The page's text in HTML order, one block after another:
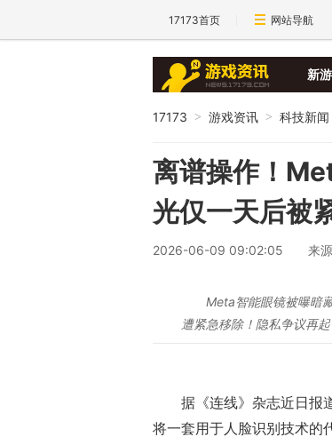
17173首页 网站导航
新
17173 > 游戏资讯 > 科技新闻
离谱操作！
光仅一天后被
2026-06-09 09:02:05 来
Meta智能眼镜被曝暗
遭紧急移除！隐私争议再起
据《连线》杂志近日报
将一套用于人脸识别技术的